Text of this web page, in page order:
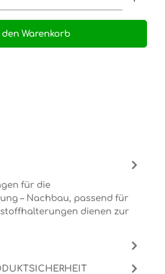
den Warenkorb
für die
– Nachbau, passend für
dienen zur